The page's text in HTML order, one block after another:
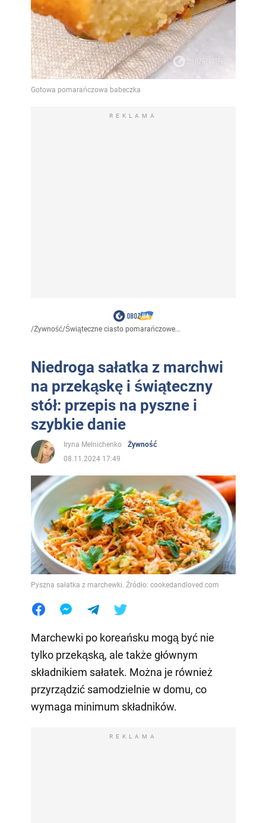
REKLAMA
/Żywność/Świąteczne ciasto pomarańczowe...
Niedroga sałatka z marchwi
na przekąskę i świąteczny
stół: przepis na pyszne i
szybkie danie
Iryna Melnichenko
Żywność
08.11.2024 17:49
Pyszna sałatka z marchewki. Źródło: cookedandloved.com
Marchewki po koreańsku mogą być nie
tylko przekąską, ale także głównym
składnikiem sałatek. Można je również
przyrządzić samodzielnie w domu, co
wymaga minimum składników.
REKLAMA